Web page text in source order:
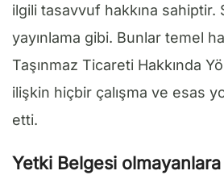
ilgili tasavvuf hakkına sahiptir.
yayınlama gibi. Bunlar temel
Taşınmaz Ticareti Hakkında
ilişkin hiçbir çalışma ve esas
etti.
Yetki Belgesi